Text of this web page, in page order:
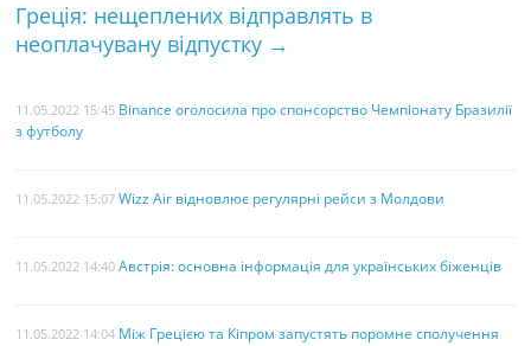
k
s
Греція: нещеплених відправлять в
неоплачувану відпустку →
11.05.2022 15:45 Binance оголосила про спонсорство Чемпіонату Бразилії
з футболу
11.05.2022 15:07 Wizz Air відновлює регулярні рейси з Молдови
11.05.2022 14:40 Австрія: основна інформація для українських біженців
11.05.2022 14:04 Між Грецією та Кіпром запустять поромне сполучення